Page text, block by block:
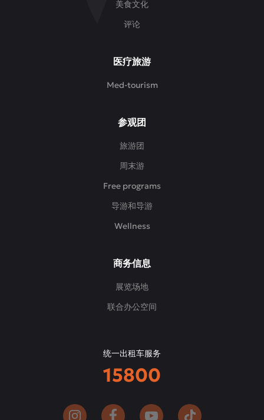
美食文化
评论
医疗旅游
Med-tourism
参观团
旅游团
周末游
Free programs
导游和导游
Wellness
商务信息
展览场地
联合办公空间
统一出租车服务
15800